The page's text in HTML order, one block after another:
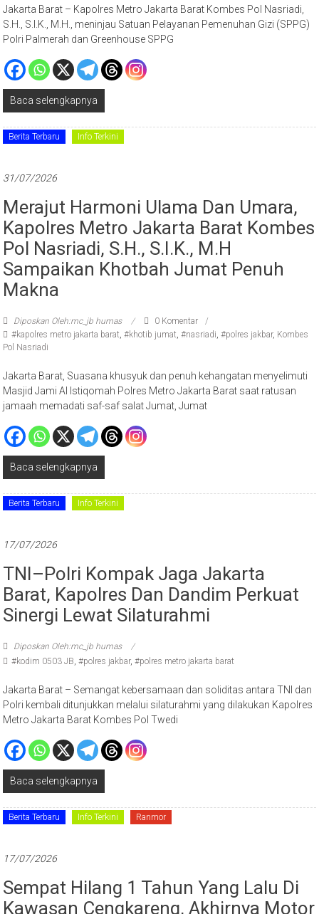
Jakarta Barat – Kapolres Metro Jakarta Barat Kombes Pol Nasriadi,
S.H., S.I.K., M.H., meninjau Satuan Pelayanan Pemenuhan Gizi (SPPG)
Polri Palmerah dan Greenhouse SPPG
Baca selengkapnya
Berita Terbaru Info Terkini
31/07/2026
Merajut Harmoni Ulama Dan Umara,
Kapolres Metro Jakarta Barat Kombes
Pol Nasriadi, S.H., S.I.K., M.H
Sampaikan Khotbah Jumat Penuh
Makna
Diposkan Oleh:mc_jb humas
0 Komentar
#kapolres metro jakarta barat ,#khotib jumat ,#nasriadi ,#polres jakbar, Kombes
Pol Nasriadi
Jakarta Barat, Suasana khusyuk dan penuh kehangatan menyelimuti
Masjid Jami Al Istiqomah Polres Metro Jakarta Barat saat ratusan
jamaah memadati saf-saf salat Jumat, Jumat
Baca selengkapnya
Berita Terbaru Info Terkini
17/07/2026
TNI–Polri Kompak Jaga Jakarta
Barat, Kapolres Dan Dandim Perkuat
Sinergi Lewat Silaturahmi
Diposkan Oleh:mc_jb humas
#kodim 0503 JB ,#polres jakbar,#polres metro jakarta barat
Jakarta Barat – Semangat kebersamaan dan soliditas antara TNI dan
Polri kembali ditunjukkan melalui silaturahmi yang dilakukan Kapolres
Metro Jakarta Barat Kombes Pol Twedi
Baca selengkapnya
Berita Terbaru Info Terkini Ranmor
17/07/2026
Sempat Hilang 1 Tahun Yang Lalu Di
Kawasan Cengkareng, Akhirnya Motor